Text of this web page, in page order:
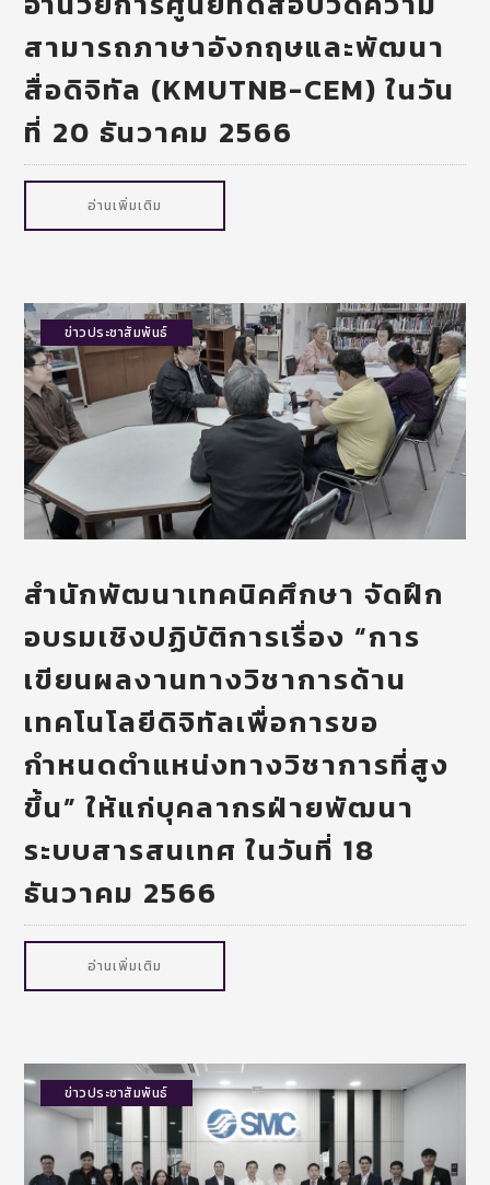
สามารถภาษาอังกฤษและพัฒนา
สื่อดิจิทัล (KMUTNB-CEM) ในวัน
ที่ 20 ธันวาคม 2566
อ่านเพิ่มเติม
ข่าวประชาสัมพันธ์
สำนักพัฒนาเทคนิคศึกษา จัดฝึก
อบรมเชิงปฏิบัติการเรื่อง “การ
เขียนผลงานทางวิชาการด้าน
เทคโนโลยีดิจิทัลเพื่อการขอ
กำหนดตำแหน่งทางวิชาการที่สูง
ขึ้น” ให้แก่บุคลากรฝ่ายพัฒนา
ระบบสารสนเทศ ในวันที่ 18
ธันวาคม 2566
อ่านเพิ่มเติม
ข่าวประชาสัมพันธ์